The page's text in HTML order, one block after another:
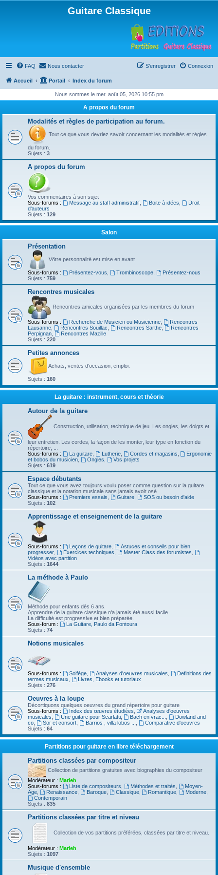
Guitare Classique
FAQ Nous contacter Connexion
S’enregistrer
Accueil Portail Index du forum
Nous sommes le mer. août 05, 2026 10:55 pm
A propos du forum
Modalités et règles de participation au forum.
Tout ce que vous devriez savoir concernant les modalités et règles
du forum.
Sujets : 3
A propos du forum
Vos commentaires à son sujet
Sous-forums :
Message au staff administratif, Boite à idées
Droit
d'auteurs
Sujets : 129
Salon
Présentation
Vôtre personnalité est mise en avant
Sous-forums : Présentez-vous Trombinoscope,
Présentez-nous
Sujets : 759
Rencontres musicales
Rencontres amicales organisées par les membres du forum
Sous-forums : Recherche de Musicien ou Musicienne,
Rencontres
Lausanne
Rencontres Souillac Rencontres Sarthe,
Rencontres
Perpignan
Rencontres Mazille
Sujets : 220
Petites annonces
Achats, ventes d'occasion, emploi.
Sujets : 160
La guitare : instrument, cours et théorie
Autour de la guitare
Construction, utilisation, technique de jeu. Les ongles, les doigts et
leur entretien. Les cordes, la façon de les monter, leur type en fonction du
répertoire, ...
Sous-forums :
La guitare, Lutherie, Cordes et magasins
Ergonomie
et bobos du musicien
Ongles
Vos projets
Sujets : 619
Espace débutants
Tout ce que vous avez toujours voulu poser comme question sur la guitare
classique et la notation musicale sans jamais avoir osé
Sous-forums :
Premiers essais Guitare,
SOS ou besoin d'aide
Sujets : 102
Apprentissage et enseignement de la guitare
Sous-forums : Leçons de guitare,
Astuces et conseils pour bien
progresser
Exercices techniques Master Class des forumistes
Vidéos avec partition
Sujets : 1644
La méthode à Paulo
Méthode pour enfants dès 6 ans.
Apprendre de la guitare classique n'a jamais été aussi facile.
La difficulté est progressive et bien préparée.
Sous-forum :
La Guitare, Paulo da Fontoura
Sujets : 74
Notions musicales
Sous-forums : Solfège, Analyses d'oeuvres musicales
Definitions des
termes musicaux
Livres, Ebooks et tutoriaux
Sujets : 276
Oeuvres à la loupe
Décortiquons quelques oeuvres du grand répertoire pour guitare
Sous-forums :
Index des œuvres étudiées
Analyses d'oeuvres
musicales
Une guitare pour Scarlatti, Bach en vrac...
Dowland and
co
Sor et consort, Barrios , villa lobos ...
Comparative d'oeuvres
Sujets : 64
Partitions pour guitare en libre téléchargement
Partitions classées par compositeur
Collection de partitions gratuites avec biographies du compositeur
Modérateur : Marieh
Sous-forums :
Liste de compositeurs Méthodes et traités
Moyen-
Âge
Renaissance, Baroque, Classique, Romantique Moderne
Contemporain
Sujets : 835
Partitions classées par titre et niveau
Collection de vos partitions préférées, classées par titre et niveau.
Modérateur : Marieh
Sujets : 1097
Musique d'ensemble